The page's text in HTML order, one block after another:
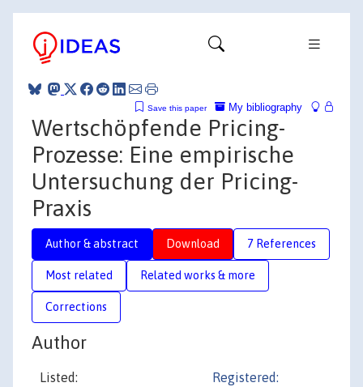
My bibliography
Save this paper
Wertschöpfende Pricing-
Prozesse: Eine empirische
Untersuchung der Pricing-
Praxis
Author & abstract Download 7 References
Most related Related works & more
Corrections
Author
Listed: Registered: